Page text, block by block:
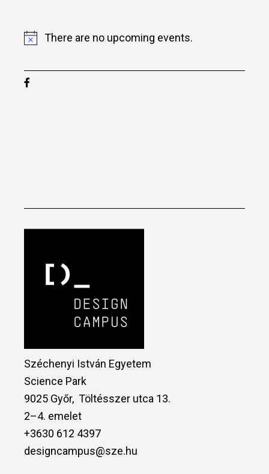
There are no upcoming events.
Széchenyi István Egyetem
Science Park
9025 Győr, Töltésszer utca 13.
2–4. emelet
+3630 612 4397
designcampus@sze.hu